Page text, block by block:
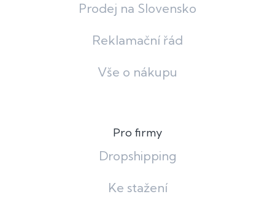
Prodej na Slovensko
Reklamační řád
Vše o nákupu
Pro firmy
Dropshipping
Ke stažení